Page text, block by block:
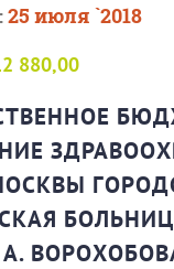
25 июля `2018
880,00